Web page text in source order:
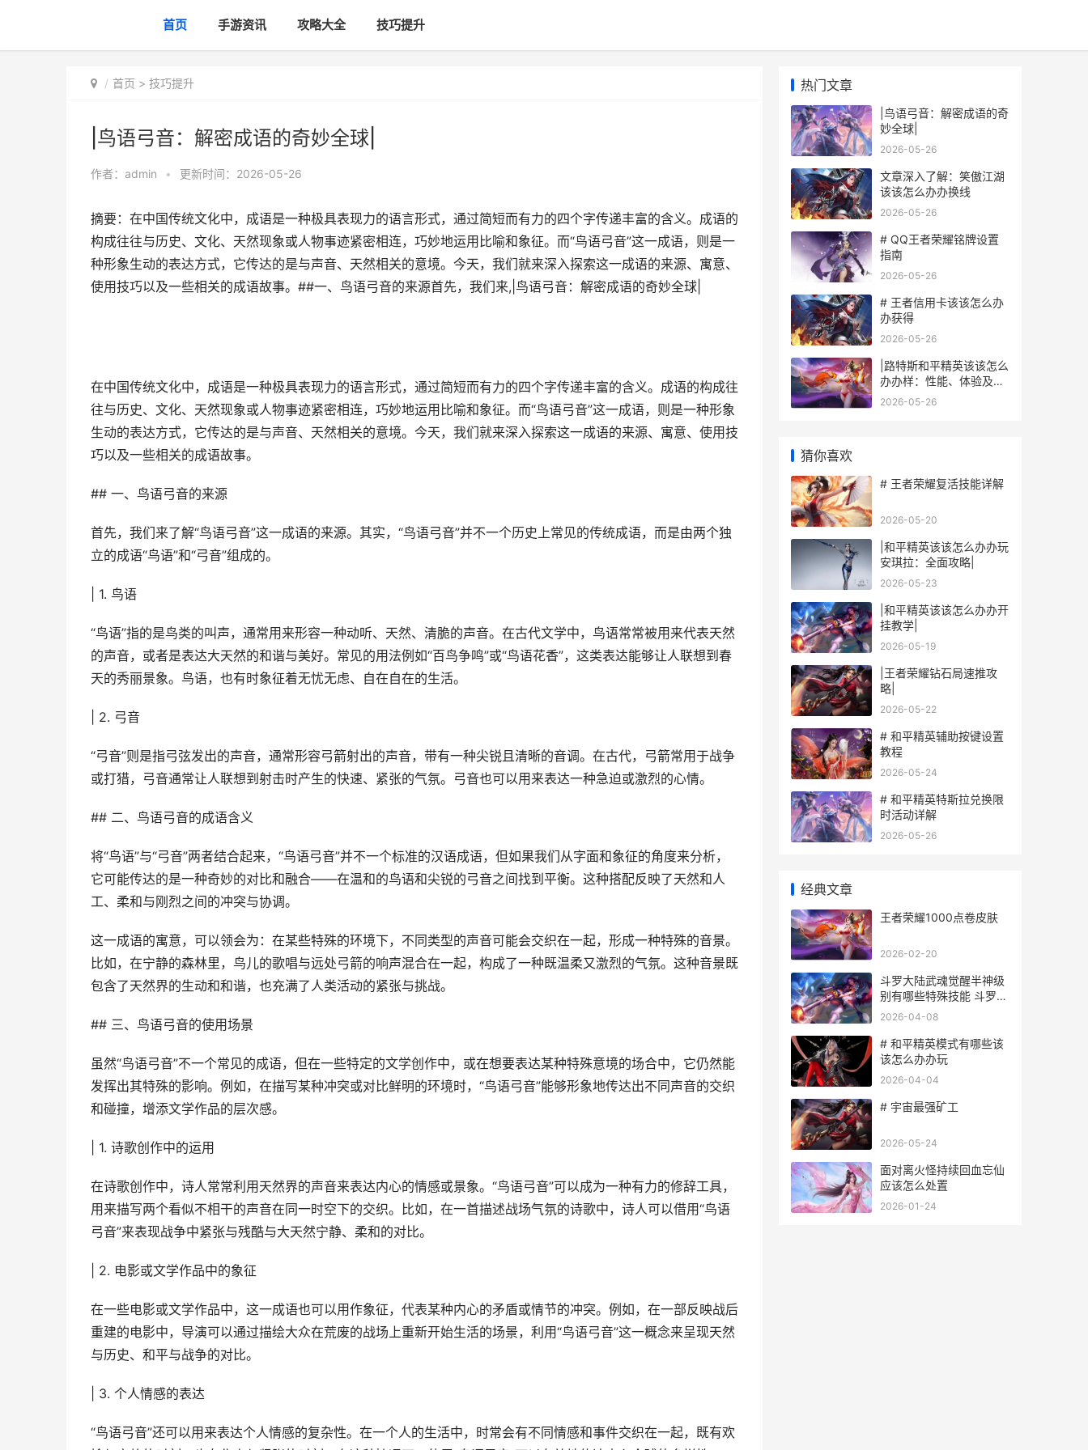
首页 手游资讯 攻略大全 技巧提升
首页 > 技巧提升
|鸟语弓音：解密成语的奇妙全球|
作者： admin • 更新时间：2026-05-26
摘要：在中国传统文化中，成语是一种极具表现力的语言形式，通过简短而有力的四个字传递丰富的含义。成语的
构成往往与历史、文化、天然现象或人物事迹紧密相连，巧妙地运用比喻和象征。而“鸟语弓音”这一成语，则是一
种形象生动的表达方式，它传达的是与声音、天然相关的意境。今天，我们就来深入探索这一成语的来源、寓意、
使用技巧以及一些相关的成语故事。##一、鸟语弓音的来源首先，我们来,|鸟语弓音：解密成语的奇妙全球|
在中国传统文化中，成语是一种极具表现力的语言形式，通过简短而有力的四个字传递丰富的含义。成语的构成往
往与历史、文化、天然现象或人物事迹紧密相连，巧妙地运用比喻和象征。而“鸟语弓音”这一成语，则是一种形象
生动的表达方式，它传达的是与声音、天然相关的意境。今天，我们就来深入探索这一成语的来源、寓意、使用技
巧以及一些相关的成语故事。
## 一、鸟语弓音的来源
首先，我们来了解“鸟语弓音”这一成语的来源。其实，“鸟语弓音”并不一个历史上常见的传统成语，而是由两个独
立的成语“鸟语”和“弓音”组成的。
| 1. 鸟语
“鸟语”指的是鸟类的叫声，通常用来形容一种动听、天然、清脆的声音。在古代文学中，鸟语常常被用来代表天然
的声音，或者是表达大天然的和谐与美好。常见的用法例如“百鸟争鸣”或“鸟语花香”，这类表达能够让人联想到春
天的秀丽景象。鸟语，也有时象征着无忧无虑、自在自在的生活。
| 2. 弓音
“弓音”则是指弓弦发出的声音，通常形容弓箭射出的声音，带有一种尖锐且清晰的音调。在古代，弓箭常用于战争
或打猎，弓音通常让人联想到射击时产生的快速、紧张的气氛。弓音也可以用来表达一种急迫或激烈的心情。
## 二、鸟语弓音的成语含义
将“鸟语”与“弓音”两者结合起来，“鸟语弓音”并不一个标准的汉语成语，但如果我们从字面和象征的角度来分析，
它可能传达的是一种奇妙的对比和融合——在温和的鸟语和尖锐的弓音之间找到平衡。这种搭配反映了天然和人
工、柔和与刚烈之间的冲突与协调。
这一成语的寓意，可以领会为：在某些特殊的环境下，不同类型的声音可能会交织在一起，形成一种特殊的音景。
比如，在宁静的森林里，鸟儿的歌唱与远处弓箭的响声混合在一起，构成了一种既温柔又激烈的气氛。这种音景既
包含了天然界的生动和和谐，也充满了人类活动的紧张与挑战。
## 三、鸟语弓音的使用场景
虽然“鸟语弓音”不一个常见的成语，但在一些特定的文学创作中，或在想要表达某种特殊意境的场合中，它仍然能
发挥出其特殊的影响。例如，在描写某种冲突或对比鲜明的环境时，“鸟语弓音”能够形象地传达出不同声音的交织
和碰撞，增添文学作品的层次感。
| 1. 诗歌创作中的运用
在诗歌创作中，诗人常常利用天然界的声音来表达内心的情感或景象。“鸟语弓音”可以成为一种有力的修辞工具，
用来描写两个看似不相干的声音在同一时空下的交织。比如，在一首描述战场气氛的诗歌中，诗人可以借用“鸟语
弓音”来表现战争中紧张与残酷与大天然宁静、柔和的对比。
| 2. 电影或文学作品中的象征
在一些电影或文学作品中，这一成语也可以用作象征，代表某种内心的矛盾或情节的冲突。例如，在一部反映战后
重建的电影中，导演可以通过描绘大众在荒废的战场上重新开始生活的场景，利用“鸟语弓音”这一概念来呈现天然
与历史、和平与战争的对比。
| 3. 个人情感的表达
“鸟语弓音”还可以用来表达个人情感的复杂性。在一个人的生活中，时常会有不同情感和事件交织在一起，既有欢
热门文章
|鸟语弓音：解密成语的奇
妙全球|
2026-05-26
文章深入了解：笑傲江湖
该该怎么办办换线
2026-05-26
# QQ王者荣耀铭牌设置
指南
2026-05-26
# 王者信用卡该该怎么办
办获得
2026-05-26
|路特斯和平精英该该怎么
办办样：性能、体验及玩
法解析|
2026-05-26
猜你喜欢
# 王者荣耀复活技能详解
2026-05-20
|和平精英该该怎么办办玩
安琪拉：全面攻略|
2026-05-23
|和平精英该该怎么办办开
挂教学|
2026-05-19
|王者荣耀钻石局速推攻
略|
2026-05-22
# 和平精英辅助按键设置
教程
2026-05-24
# 和平精英特斯拉兑换限
时活动详解
2026-05-26
经典文章
王者荣耀1000点卷皮肤
2026-02-20
斗罗大陆武魂觉醒半神级
别有哪些特殊技能 斗罗大
陆武魂觉醒破解版下载
2026-04-08
# 和平精英模式有哪些该
该怎么办办玩
2026-04-04
# 宇宙最强矿工
2026-05-24
面对离火怪持续回血忘仙
应该怎么处置
2026-01-24